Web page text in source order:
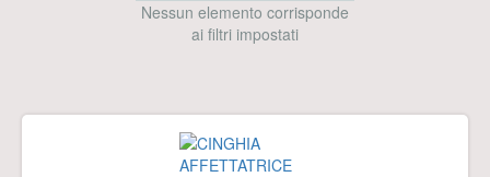
Nessun elemento corrisponde
ai filtri impostati